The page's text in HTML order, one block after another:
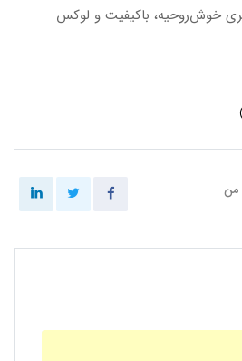
خوش‌روحیه، باکیفیت و لوکس
من